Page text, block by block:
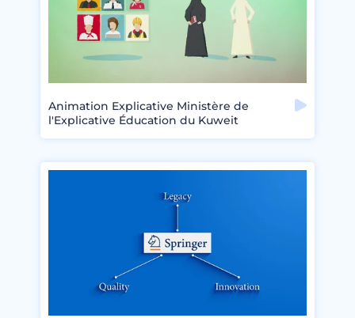
Animation Explicative Ministère de
l'Explicative Éducation du Kuweit